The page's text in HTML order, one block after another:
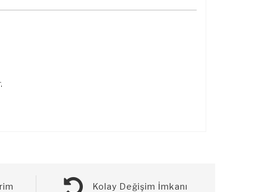
Kolay Değişim İmkanı